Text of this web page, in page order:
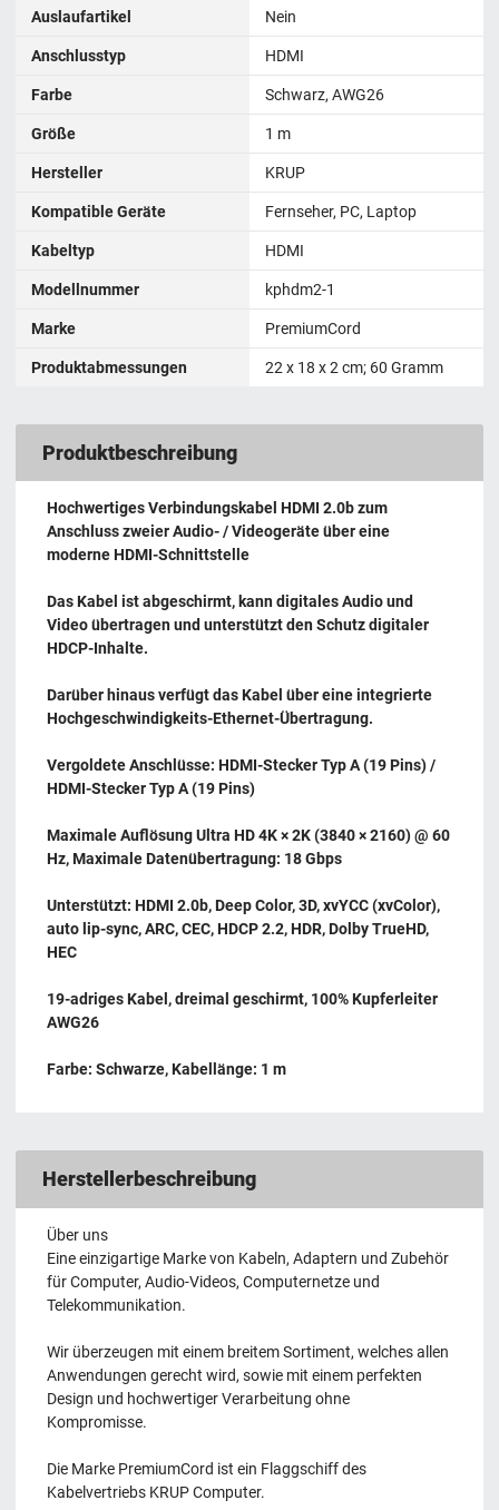
Auslaufartikel Nein
Anschlusstyp HDMI
Farbe Schwarz, AWG26
Größe 1 m
Hersteller KRUP
Kompatible Geräte Fernseher, PC, Laptop
Kabeltyp HDMI
Modellnummer kphdm2-1
Marke PremiumCord
Produktabmessungen ‎22 x 18 x 2 cm; 60 Gramm
Produktbeschreibung
Hochwertiges Verbindungskabel HDMI 2.0b zum
Anschluss zweier Audio- / Videogeräte über eine
moderne HDMI-Schnittstelle
Das Kabel ist abgeschirmt, kann digitales Audio und
Video übertragen und unterstützt den Schutz digitaler
HDCP-Inhalte.
Darüber hinaus verfügt das Kabel über eine integrierte
Hochgeschwindigkeits-Ethernet-Übertragung.
Vergoldete Anschlüsse: HDMI-Stecker Typ A (19 Pins) /
HDMI-Stecker Typ A (19 Pins)
Maximale Auflösung Ultra HD 4K × 2K (3840 × 2160) @ 60
Hz, Maximale Datenübertragung: 18 Gbps
Unterstützt: HDMI 2.0b, Deep Color, 3D, xvYCC (xvColor),
auto lip-sync, ARC, CEC, HDCP 2.2, HDR, Dolby TrueHD,
HEC
19-adriges Kabel, dreimal geschirmt, 100% Kupferleiter
AWG26
Farbe: Schwarze, Kabellänge: 1 m
Herstellerbeschreibung
Über uns
Eine einzigartige Marke von Kabeln, Adaptern und Zubehör
für Computer, Audio-Videos, Computernetze und
Telekommunikation.
Wir überzeugen mit einem breitem Sortiment, welches allen
Anwendungen gerecht wird, sowie mit einem perfekten
Design und hochwertiger Verarbeitung ohne
Kompromisse.
Die Marke PremiumCord ist ein Flaggschiff des
Kabelvertriebs KRUP Computer.